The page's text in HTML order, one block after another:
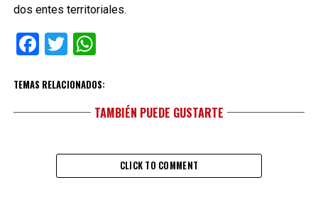
dos entes territoriales.
Facebook
TwitterWhatsApp
TEMAS RELACIONADOS:
TAMBIÉN PUEDE GUSTARTE
CLICK TO COMMENT